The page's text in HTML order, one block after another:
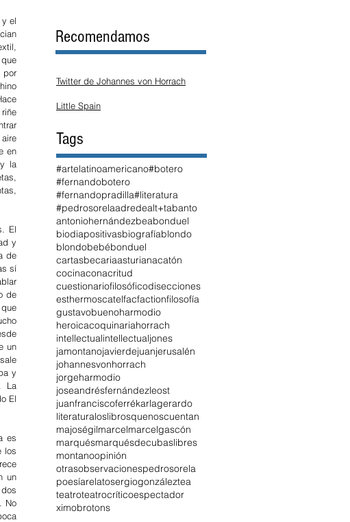
el
por
en
la
El
y
de
sí
de
un
y
La
El
es
los
un
No
Recomendamos
Twitter de Johannes von Horrach
Little Spain
Tags
#artelatinoamericano#botero
#fernandobotero
#fernandopradilla#literatura
#pedrosorelaadredealt+tabanto
antoniohernándezbeabonduel
biodiapositivasbiografíablondo
blondobebébonduel
cartasbecariaasturianacatón
cocinaconacritud
cuestionariofilosóficodisecciones
esthermoscatelfacfactionfilosofía
gustavobuenoharmodio
heroicacoquinariahorrach
intellectualintellectualjones
jamontanojavierdejuanjerusalén
johannesvonhorrach
jorgeharmodio
joseandrésfernándezleost
juanfranciscoferrékarlagerardo
literaturaloslibrosquenoscuentan
majoségilmarcelmarcelgascón
marquésmarquésdecubaslibres
montanoopinión
otrasobservacionespedrosorela
poesíarelatosergiogonzáleztea
teatroteatrocríticoespectador
ximobrotons